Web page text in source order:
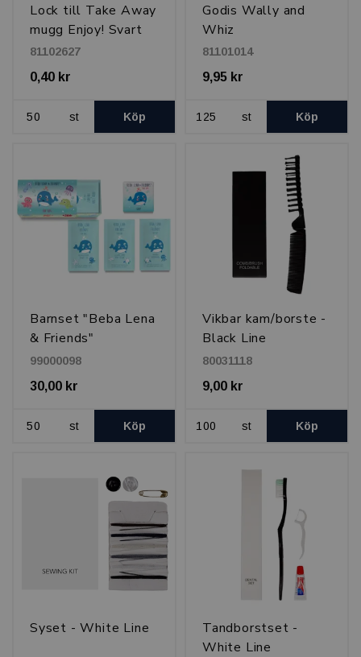
Lock till Take Away
mugg Enjoy! Svart
81102627
0,40 kr
st Köp
Godis Wally and
Whiz
81101014
9,95 kr
st Köp
Barnset "Beba Lena
& Friends"
99000098
30,00 kr
st Köp
Vikbar kam/borste -
Black Line
80031118
9,00 kr
st Köp
Syset - White Line
Tandborstset -
White Line